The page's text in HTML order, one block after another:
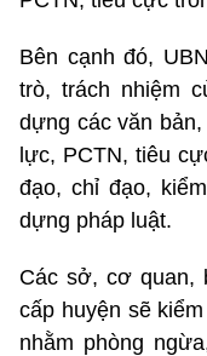
Bên cạnh đó,
trò, trách nhiệm
dựng các văn
lực, PCTN, tiêu
đạo, chỉ đạo,
dựng pháp luật.
Các sở, cơ quan,
cấp huyện sẽ
nhằm phòng